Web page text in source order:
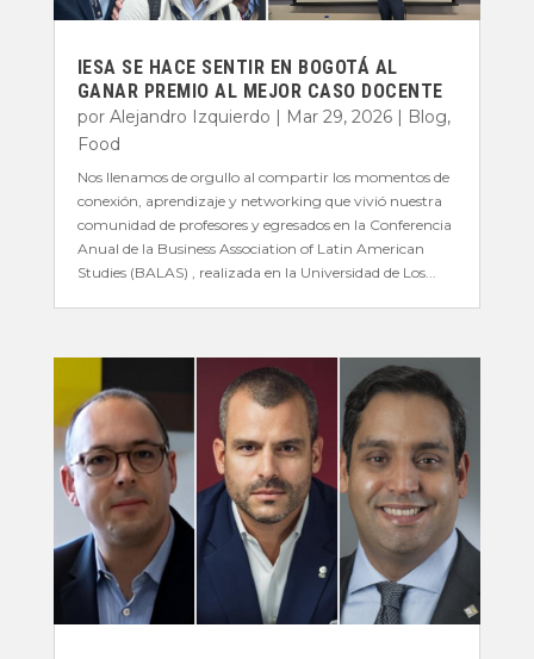
IESA SE HACE SENTIR EN BOGOTÁ AL
GANAR PREMIO AL MEJOR CASO DOCENTE
por Alejandro Izquierdo | Mar 29, 2026| Blog,
Food
Nos llenamos de orgullo al compartir los momentos de
conexión, aprendizaje y networking que vivió nuestra
comunidad de profesores y egresados en la Conferencia
Anual de la Business Association of Latin American
Studies (BALAS) , realizada en la Universidad de Los...